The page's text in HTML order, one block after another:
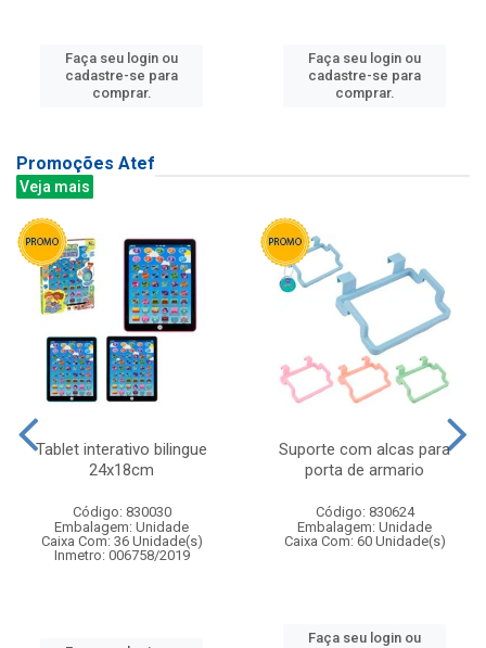
Faça seu login ou
cadastre-se para
comprar.
Faça seu login ou
cadastre-se para
comprar.
Promoções Atef
Veja mais
Tablet interativo bilingue
24x18cm
Código: 830030
Embalagem: Unidade
Caixa Com: 36 Unidade(s)
Inmetro: 006758/2019
Suporte com alcas para
porta de armario
Código: 830624
Embalagem: Unidade
Caixa Com: 60 Unidade(s)
Faça seu login ou